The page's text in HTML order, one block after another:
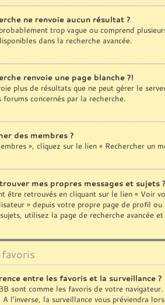
ne renvoie aucun résultat ?
trop vague ou comprend
dans la recherche avancée.
renvoie une page blanche ?!
plus de résultats que ne peut gérer le
concernés par la recherche.
des membres ?
», cliquez sur le lien « Rechercher un
mes propres messages et sujets
être retrouvés en cliquant sur le lien « Voir
» depuis votre propre page de profil
utilisez la page de recherche avancée
entre les favoris et la surveillance ?
sont comme les favoris de votre
l’inverse, la surveillance vous préviendra